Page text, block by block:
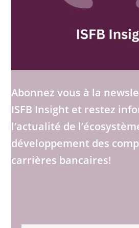
Abonnez vous à la
ISFB Insight et restez
l’actualité de
développement des
carrières bancaires!